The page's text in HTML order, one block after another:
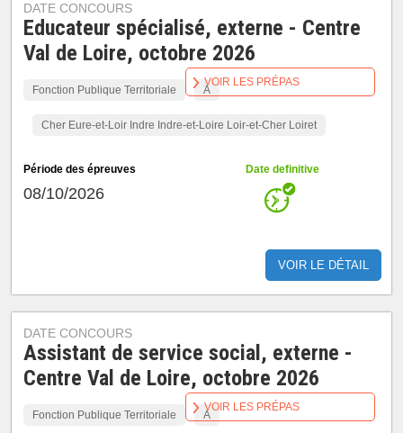
DATE CONCOURS
Educateur spécialisé, externe - Centre
Val de Loire, octobre 2026
Fonction Publique Territoriale A
Cher Eure-et-Loir Indre Indre-et-Loire Loir-et-Cher Loiret
Période des épreuves
08/10/2026
Date definitive
VOIR LE DÉTAIL
VOIR LES PRÉPAS
DATE CONCOURS
Assistant de service social, externe -
Centre Val de Loire, octobre 2026
Fonction Publique Territoriale A
VOIR LES PRÉPAS